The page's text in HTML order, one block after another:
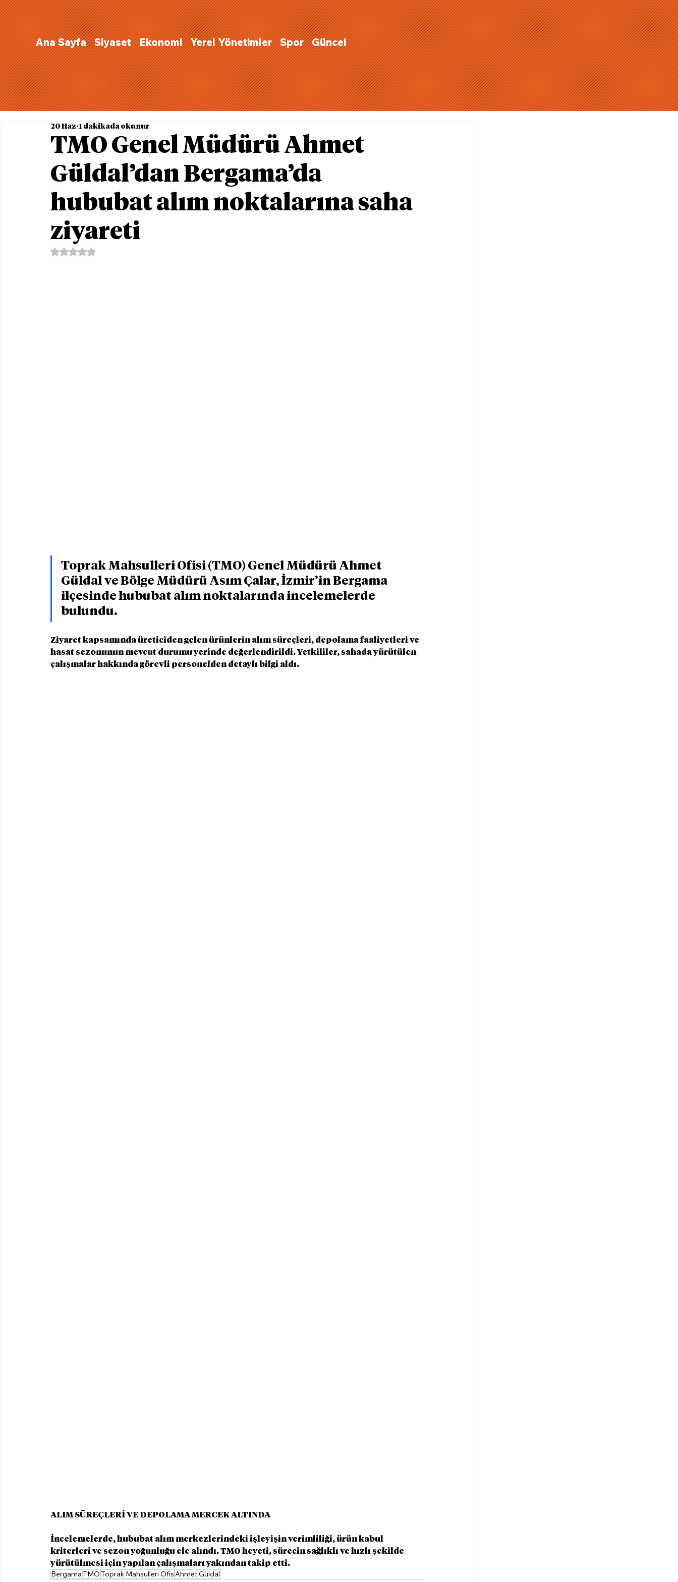
Ana Sayfa Siyaset Ekonomi Yerel Yönetimler Spor Güncel
TMO Genel Müdürü Ahmet
Güldal’dan Bergama’da
hububat alım noktalarına saha
ziyareti
20 Haz 1 dakikada okunur
5 üzerinden NaN yıldız
Toprak Mahsulleri Ofisi (TMO) Genel Müdürü Ahmet
Güldal ve Bölge Müdürü Asım Çalar, İzmir’in Bergama
ilçesinde hububat alım noktalarında incelemelerde
bulundu.
Ziyaret kapsamında üreticiden gelen ürünlerin alım süreçleri, depolama faaliyetleri ve
hasat sezonunun mevcut durumu yerinde değerlendirildi. Yetkililer, sahada yürütülen
çalışmalar hakkında görevli personelden detaylı bilgi aldı.
ALIM SÜREÇLERİ VE DEPOLAMA MERCEK ALTINDA
İncelemelerde, hububat alım merkezlerindeki işleyişin verimliliği, ürün kabul
kriterleri ve sezon yoğunluğu ele alındı. TMO heyeti, sürecin sağlıklı ve hızlı şekilde
yürütülmesi için yapılan çalışmaları yakından takip etti.
BergamaTMOToprak Mahsulleri Ofis Ahmet Güldal